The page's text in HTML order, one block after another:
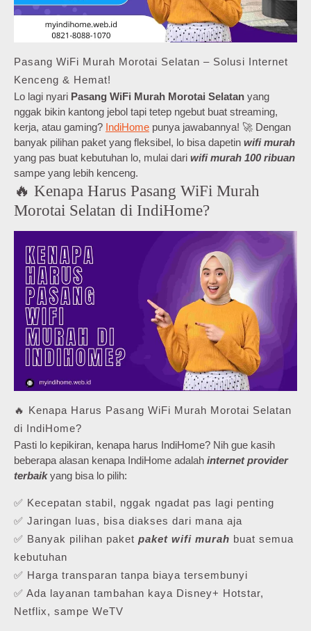
Pasang WiFi Murah Morotai Selatan – Solusi Internet
Kenceng & Hemat!
Lo lagi nyari Pasang WiFi Murah Morotai Selatan yang
nggak bikin kantong jebol tapi tetep ngebut buat streaming,
kerja, atau gaming? IndiHome punya jawabannya! 🚀 Dengan
banyak pilihan paket yang fleksibel, lo bisa dapetin wifi murah
yang pas buat kebutuhan lo, mulai dari wifi murah 100 ribuan
sampe yang lebih kenceng.
🔥 Kenapa Harus Pasang WiFi Murah
Morotai Selatan di IndiHome?
🔥 Kenapa Harus Pasang WiFi Murah Morotai Selatan
di IndiHome?
Pasti lo kepikiran, kenapa harus IndiHome? Nih gue kasih
beberapa alasan kenapa IndiHome adalah internet provider
terbaikyang bisa lo pilih:
✅ Kecepatan stabil, nggak ngadat pas lagi penting
✅ Jaringan luas, bisa diakses dari mana aja
✅ Banyak pilihan paket paket wifi murah buat semua
kebutuhan
✅ Harga transparan tanpa biaya tersembunyi
✅ Ada layanan tambahan kaya Disney+ Hotstar,
Netflix, sampe WeTV